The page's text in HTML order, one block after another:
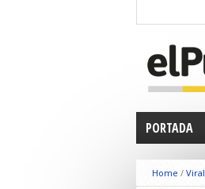
PORTADA
Home / Viral